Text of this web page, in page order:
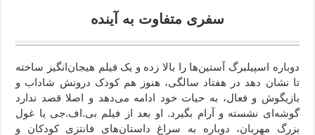
دوباره اسپیلبرگ آستین‌ها را بالا زده و یک فیلم هیجان‌انگیز ساخته
تا نشان دهد در هفتاد سالگی، هنوز هم کودک درونش شاداب و
بازیگوش و فعال، به حیات خود ادامه می‌دهد و اصلا قصد ندارد
گوشه‌ای نشسته و آرام بگیرد. او بعد از فیلم بی.اف.جی یا غول
بزرگ مهربان، دوباره به سراغ داستان‌‌های فانتزی کودکان و